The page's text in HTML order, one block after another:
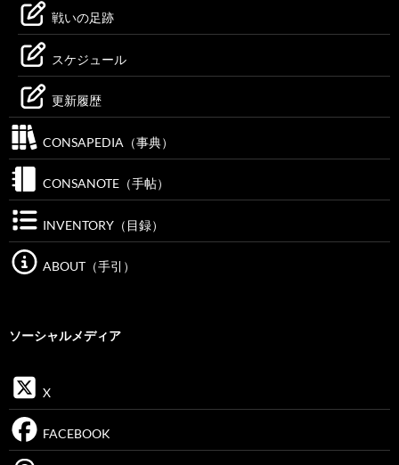
戦いの足跡
スケジュール
更新履歴
CONSAPEDIA（事典）
CONSANOTE（手帖）
INVENTORY（目録）
ABOUT（手引）
ソーシャルメディア
X
FACEBOOK